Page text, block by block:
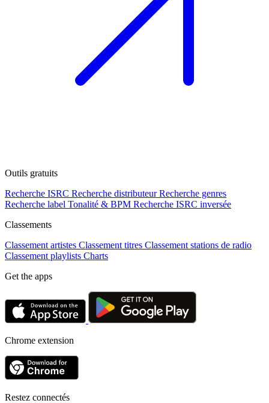
Outils gratuits
Recherche ISRC Recherche distributeur Recherche genres
Recherche label Tonalité & BPM Recherche ISRC inversée
Classements
Classement artistes Classement titres Classement stations de radio
Classement playlists Charts
Get the apps
Chrome extension
Restez connectés